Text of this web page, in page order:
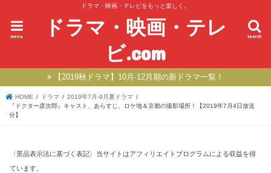
ドラマ・映画・テレビをもっと楽しく。
ドラマ・映画・テレ
ビ.com
search
menu
【2019秋ドラマ】10月-12月期の新ドラマ一覧！
HOME ドラマ
2019年7月-9月夏ドラマ
『ドクター彦次郎』キャスト、あらすじ、ロケ地＆京都の撮影場所！【2019年7月4日放送
分】
〈景品表示法に基づく表記〉当サイトはアフィリエイトプログラムによる収益を得
ています。